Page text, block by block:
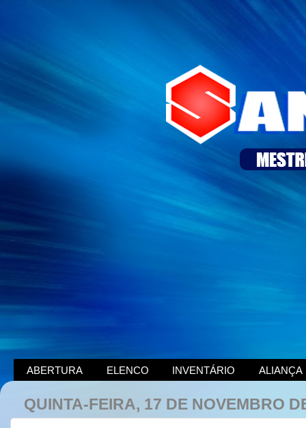
ABERTURA ELENCO INVENTÁRIO ALIANÇA
QUINTA-FEIRA, 17 DE NOVEMBRO